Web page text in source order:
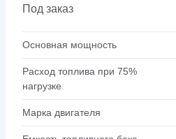
Под заказ
Основная мощность
Расход топлива при 75%
нагрузке
Марка двигателя